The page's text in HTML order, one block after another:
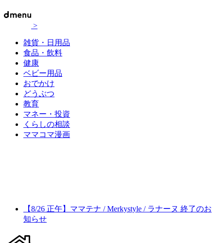
>
雑貨・日用品
食品・飲料
健康
ベビー用品
おでかけ
どうぶつ
教育
マネー・投資
くらしの相談
ママコマ漫画
【8/26 正午】ママテナ / Merkystyle / ラナーヌ 終了のお
知らせ